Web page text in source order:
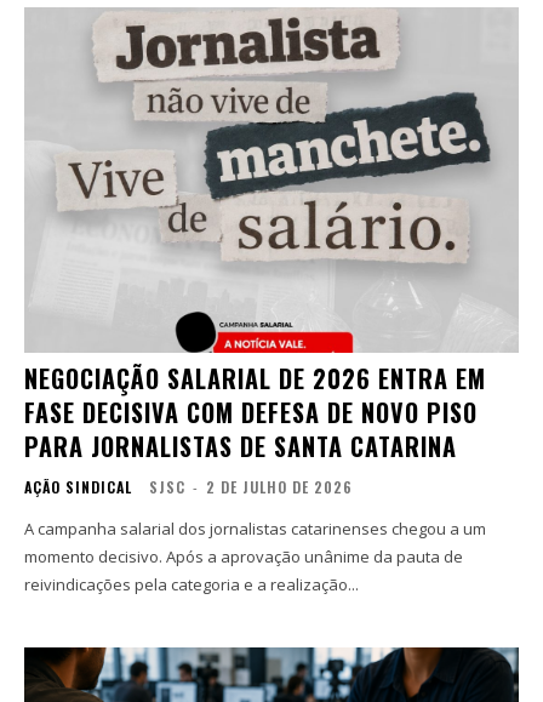
NEGOCIAÇÃO SALARIAL DE 2026 ENTRA EM
FASE DECISIVA COM DEFESA DE NOVO PISO
PARA JORNALISTAS DE SANTA CATARINA
AÇÃO SINDICAL SJSC - 2 DE JULHO DE 2026
A campanha salarial dos jornalistas catarinenses chegou a um
momento decisivo. Após a aprovação unânime da pauta de
reivindicações pela categoria e a realização...